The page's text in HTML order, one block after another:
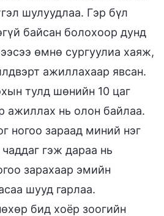
шулуудлаа. Гэр бүл
байсан болохоор дунд
өмнө сургуулиа хаяж,
ажиллахаар явсан.
тулд шөнийн 10 цаг
ажиллах нь олон байлаа.
ногоо зараад миний нэг
гэж дараа нь
зарахаар эмийн
шууд гарлаа.
бид хоёр зоогийн